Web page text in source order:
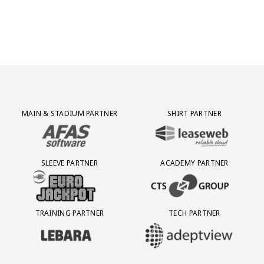
Partner Logos Grid
MAIN & STADIUM PARTNER
BEZOEK ONZE MAIN & STADIUM PARTNER AFAS SOFTWARE
SHIRT PARTNER
BEZOEK ONZE SHIRT PARTNER
SLEEVE PARTNER
BEZOEK ONZE SLEEVE PARTNER EUROJACKPOT
ACADEMY PARTNER
BEZOEK ONZE ACADEMY
TRAINING PARTNER
BEZOEK ONZE TRAINING PARTNER LEBARA
TECH PARTNER
BEZOEK ONZE TECH PARTNER